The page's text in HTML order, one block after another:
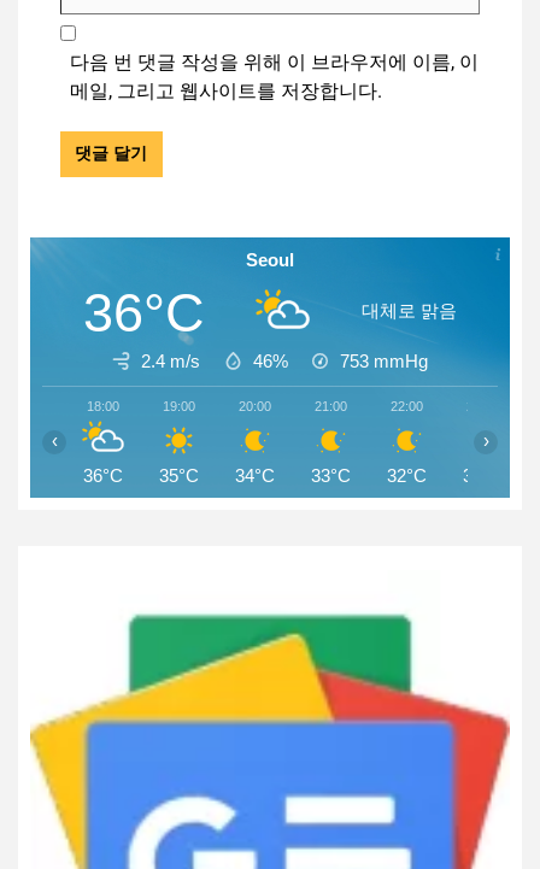
다음 번 댓글 작성을 위해 이 브라우저에 이름, 이
메일, 그리고 웹사이트를 저장합니다.
Seoul
36°C 대체로 맑음
2.4 m/s 46% 753 mmHg
18:00
36°C
19:00
35°C
20:00
34°C
21:00
33°C
22:00
32°C
23:00
31°C
‹ ›